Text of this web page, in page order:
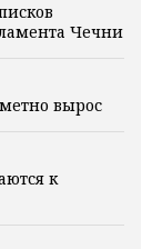
Чечни
вырос
к